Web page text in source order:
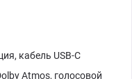
кабель USB-C
Atmos, голосовой